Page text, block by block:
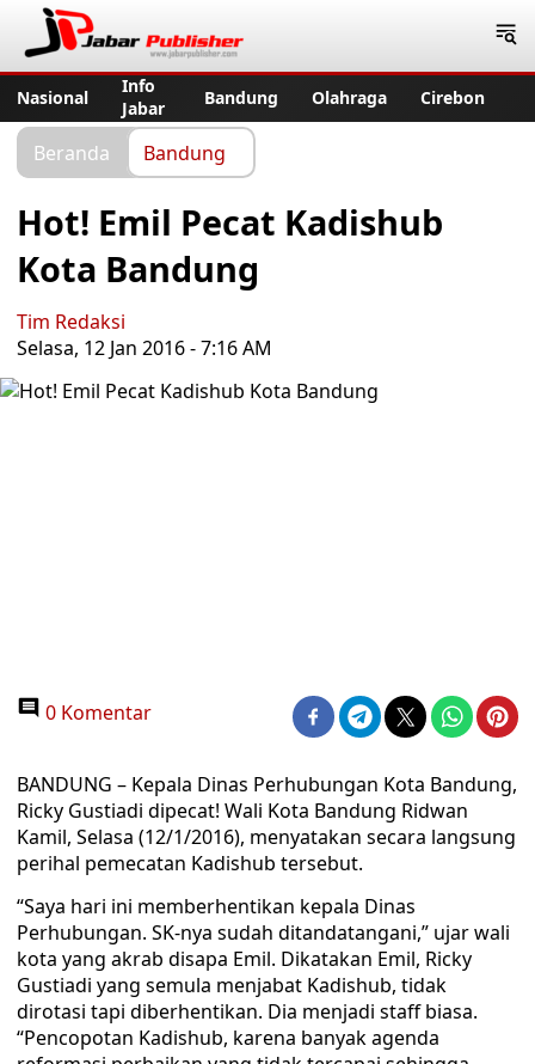
Nasional
Info
Jabar
Bandung Olahraga Cirebon
Beranda Bandung
Hot! Emil Pecat Kadishub
Kota Bandung
Tim Redaksi
Selasa, 12 Jan 2016 - 7:16 AM
0 Komentar
BANDUNG – Kepala Dinas Perhubungan Kota Bandung,
Ricky Gustiadi dipecat! Wali Kota Bandung Ridwan
Kamil, Selasa (12/1/2016), menyatakan secara langsung
perihal pemecatan Kadishub tersebut.
“Saya hari ini memberhentikan kepala Dinas
Perhubungan. SK-nya sudah ditandatangani,” ujar wali
kota yang akrab disapa Emil. Dikatakan Emil, Ricky
Gustiadi yang semula menjabat Kadishub, tidak
dirotasi tapi diberhentikan. Dia menjadi staff biasa.
“Pencopotan Kadishub, karena banyak agenda